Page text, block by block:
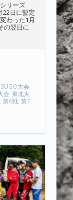
リーズ
22日に暫定
わった1月
の翌日に
SUGO大会,
会,東北大
,第6戦,第7